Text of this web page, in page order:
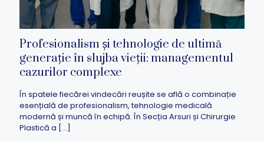
Profesionalism și tehnologie de ultimă
generație în slujba vieții: managementul
cazurilor complexe
În spatele fiecărei vindecări reușite se află o combinație
esențială de profesionalism, tehnologie medicală
modernă și muncă în echipă. În Secția Arsuri și Chirurgie
Plastică a […]